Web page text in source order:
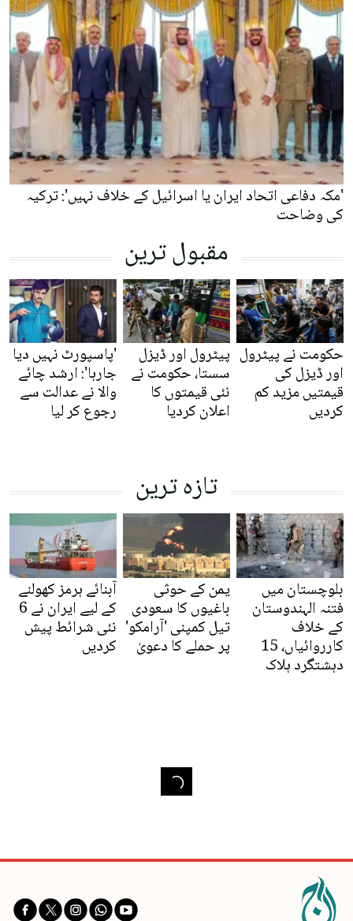
'مکہ دفاعی اتحاد ایران یا اسرائیل کے خلاف نہیں': ترکیہ
کی وضاحت
مقبول ترین
حکومت نے پیٹرول
اور ڈیزل کی
قیمتیں مزید کم
کردیں
پیٹرول اور ڈیزل
سستا، حکومت نے
نئی قیمتوں کا
اعلان کردیا
'پاسپورٹ نہیں دیا
جارہا': ارشد چائے
والا نے عدالت سے
رجوع کر لیا
تازہ ترین
بلوچستان میں
فتنہ الہندوستان
کے خلاف
کارروائیاں، 15
دہشتگرد ہلاک
یمن کے حوثی
باغیوں کا سعودی
تیل کمپنی 'آرامکو'
پر حملے کا دعویٰ
آبنائے ہرمز کھولنے
کے لیے ایران نے 6
نئی شرائط پیش
کردیں